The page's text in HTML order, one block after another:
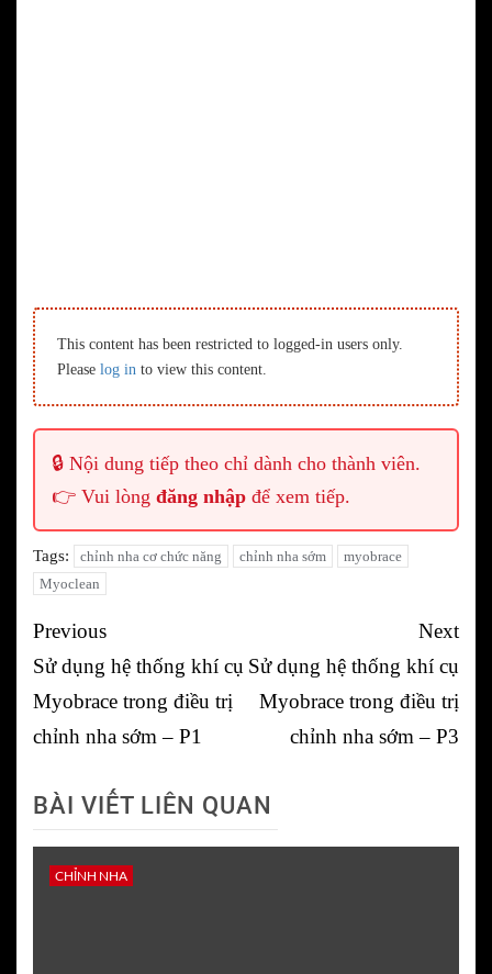
This content has been restricted to logged-in users only.
Please log in to view this content.
🔒 Nội dung tiếp theo chỉ dành cho thành viên.
👉 Vui lòng đăng nhập để xem tiếp.
Tags: chỉnh nha cơ chức năng chỉnh nha sớm
myobrace
Myoclean
Post
navigation
Previous
Sử dụng hệ thống khí cụ
Myobrace trong điều trị
chỉnh nha sớm – P1
Next
Sử dụng hệ thống khí cụ
Myobrace trong điều trị
chỉnh nha sớm – P3
BÀI VIẾT LIÊN QUAN
CHỈNH NHA